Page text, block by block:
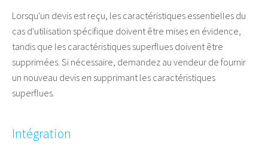
Lorsqu'un devis est reçu, les caractéristiques essentielles du
cas d'utilisation spécifique doivent être mises en évidence,
tandis que les caractéristiques superflues doivent être
supprimées. Si nécessaire, demandez au vendeur de fournir
un nouveau devis en supprimant les caractéristiques
superflues.
Intégration